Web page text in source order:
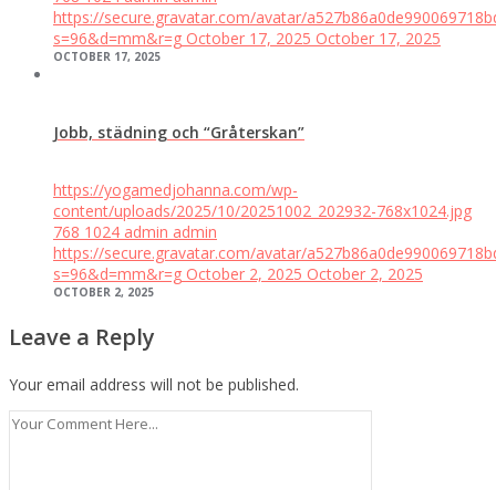
https://secure.gravatar.com/avatar/
s=96&d=mm&r=g October 17, 2025 October 17, 2025
OCTOBER 17, 2025
Jobb, städning och “Gråterskan”
https://yogamedjohanna.com/wp-
content/uploads/2025/10/20251002_202932-768x1024.jpg
768 1024 admin admin
https://secure.gravatar.com/avatar/
s=96&d=mm&r=g October 2, 2025 October 2, 2025
OCTOBER 2, 2025
Leave a Reply
Your email address will not be published.